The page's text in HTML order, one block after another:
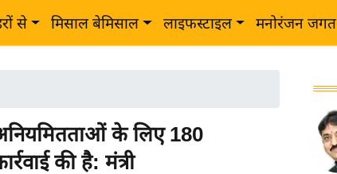
से मिसाल बेमिसाल लाइफस्टाइल मनोरंजन जगत
के लिए 180
की है: मंत्री